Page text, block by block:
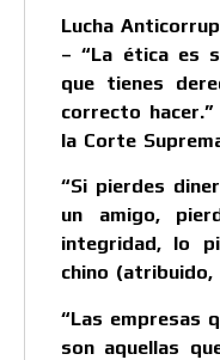
Lucha
– “La ética es
que tienes
correcto
la Corte
“Si pierdes
un amigo,
integridad, lo
chino (atribuido,
“Las empresas
son aquellas